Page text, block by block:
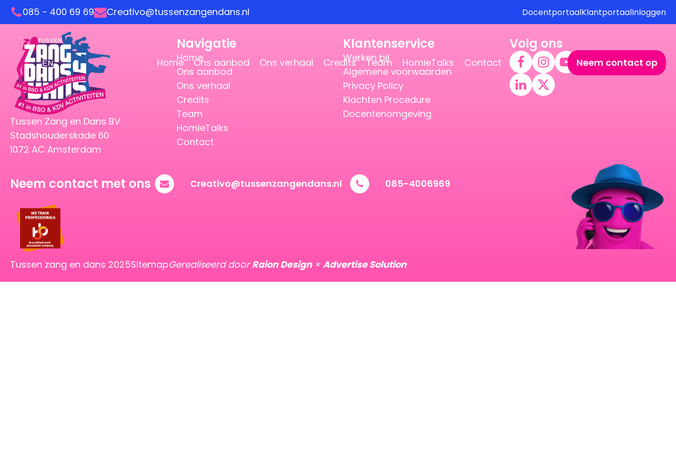
085 - 400 69 69 Creativo@tussenzangendans.nl DocentportaalKlantportaalInloggen
Home Ons aanbod Ons verhaal Credits Team HomieTalks Contact Neem contact op
Tussen Zang en Dans BV
Stadshouderskade 60
1072 AC Amsterdam
Navigatie
Home
Ons aanbod
Ons verhaal
Credits
Team
HomieTalks
Contact
Klantenservice
Werken bij
Algemene voorwaarden
Privacy Policy
Klachten Procedure
Docentenomgeving
Volg ons
Neem contact met ons Creativo@tussenzangendans.nl 085-4006969
Tussen zang en dans 2025SitemapGerealiseerd doorRaion Design× Advertise Solution